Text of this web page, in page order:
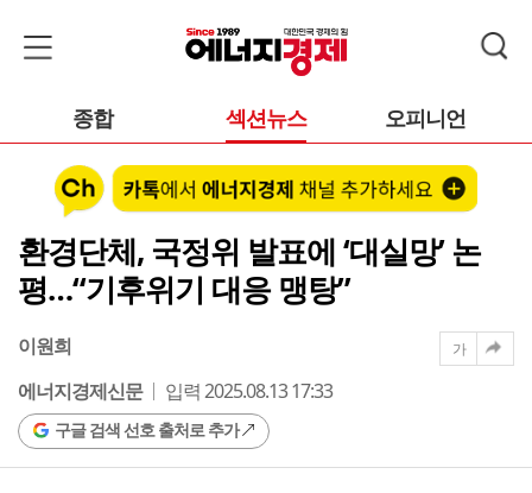
종합 섹션뉴스 오피니언
환경단체, 국정위 발표에 ‘대실망’ 논
평…“기후위기 대응 맹탕”
이원희
에너지경제신문
입력 2025.08.13 17:33
구글 검색 선호 출처로 추가
가